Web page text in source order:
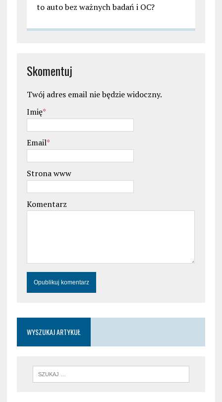
to auto bez ważnych badań i OC?
Skomentuj
Twój adres email nie będzie widoczny.
Imię*
Email*
Strona www
Komentarz
WYSZUKAJ ARTYKUŁ